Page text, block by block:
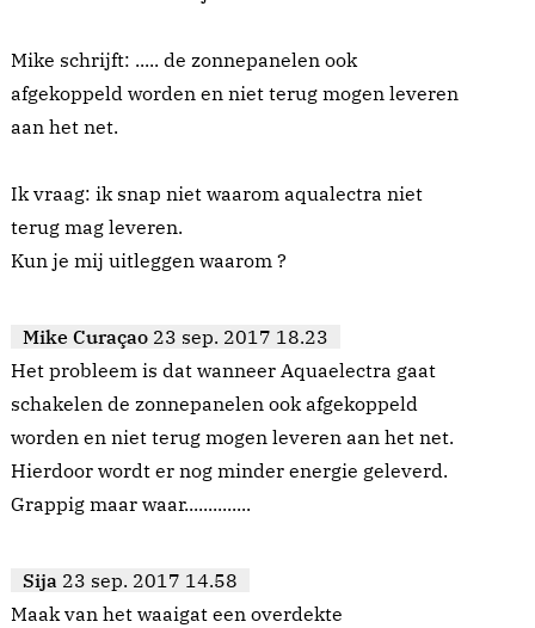
Mike schrijft: ..... de zonnepanelen ook
afgekoppeld worden en niet terug mogen leveren
aan het net.
Ik vraag: ik snap niet waarom aqualectra niet
terug mag leveren.
Kun je mij uitleggen waarom ?
Mike Curaçao 23 sep. 2017 18.23
Het probleem is dat wanneer Aquaelectra gaat
schakelen de zonnepanelen ook afgekoppeld
worden en niet terug mogen leveren aan het net.
Hierdoor wordt er nog minder energie geleverd.
Grappig maar waar..............
Sija 23 sep. 2017 14.58
Maak van het waaigat een overdekte